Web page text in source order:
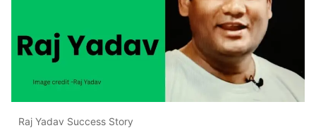
Raj Yadav Success Story